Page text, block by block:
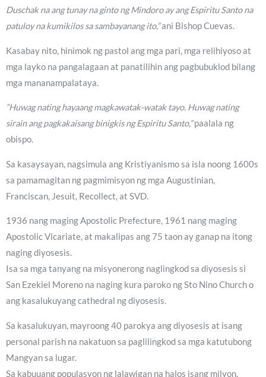
Duschak na ang tunay na ginto ng Mindoro ay ang Espiritu Santo na
patuloy na kumikilos sa sambayanang ito,”ani Bishop Cuevas.
Kasabay nito, hinimok ng pastol ang mga pari, mga relihiyoso at
mga layko na pangalagaan at panatilihin ang pagbubuklod bilang
mga mananampalataya.
“Huwag nating hayaang magkawatak-watak tayo. Huwag nating
sirain ang pagkakaisang binigkis ng Espiritu Santo,”paalala ng
obispo.
Sa kasaysayan, nagsimula ang Kristiyanismo sa isla noong 1600s
sa pamamagitan ng pagmimisyon ng mga Augustinian,
Franciscan, Jesuit, Recollect, at SVD.
1936 nang maging Apostolic Prefecture, 1961 nang maging
Apostolic Vicariate, at makalipas ang 75 taon ay ganap na itong
naging diyosesis.
Isa sa mga tanyang na misyonerong naglingkod sa diyosesis si
San Ezekiel Moreno na naging kura paroko ng Sto Nino Church o
ang kasalukuyang cathedral ng diyosesis.
Sa kasalukuyan, mayroong 40 parokya ang diyosesis at isang
personal parish na nakatuon sa paglilingkod sa mga katutubong
Mangyan sa lugar.
Sa kabuuang populasyon ng lalawigan na halos isang milyon,